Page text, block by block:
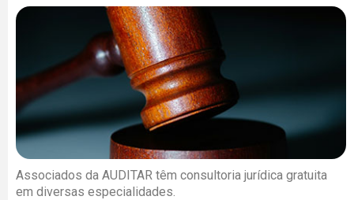
Associados da AUDITAR têm consultoria jurídica gratuita
em diversas especialidades.